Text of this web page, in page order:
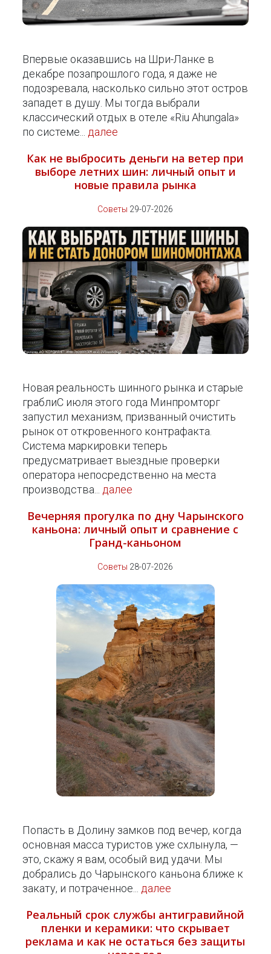
Впервые оказавшись на Шри-Ланке в
декабре позапрошлого года, я даже не
подозревала, насколько сильно этот остров
западет в душу. Мы тогда выбрали
классический отдых в отеле «Riu Ahungala»
по системе... далее
Как не выбросить деньги на ветер при
выборе летних шин: личный опыт и
новые правила рынка
Советы 29-07-2026
Новая реальность шинного рынка и старые
граблиС июля этого года Минпромторг
запустил механизм, призванный очистить
рынок от откровенного контрафакта.
Система маркировки теперь
предусматривает выездные проверки
оператора непосредственно на места
производства...далее
Вечерняя прогулка по дну Чарынского
каньона: личный опыт и сравнение с
Гранд-каньоном
Советы 28-07-2026
Попасть в Долину замков под вечер, когда
основная масса туристов уже схлынула, —
это, скажу я вам, особый вид удачи. Мы
добрались до Чарынского каньона ближе к
закату, и потраченное...далее
Реальный срок службы антигравийной
пленки и керамики: что скрывает
реклама и как не остаться без защиты